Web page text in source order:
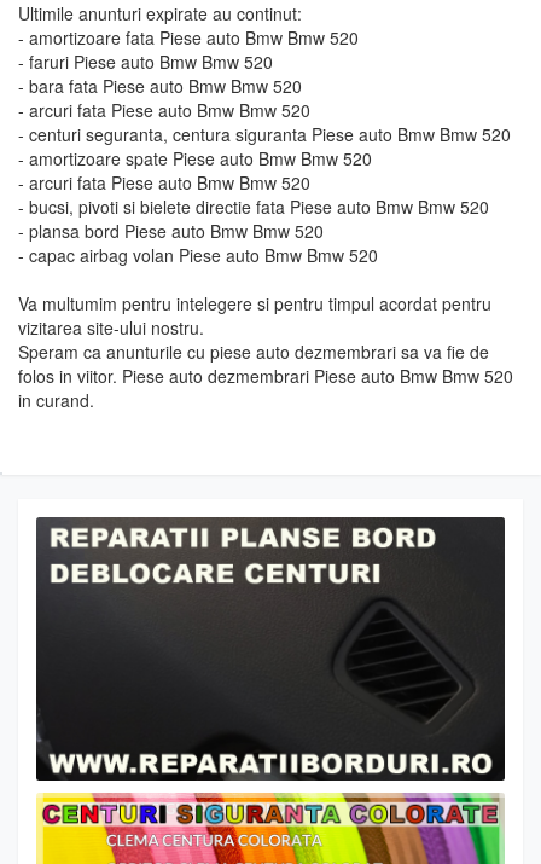
Ultimile anunturi expirate au continut:
- amortizoare fata Piese auto Bmw Bmw 520
- faruri Piese auto Bmw Bmw 520
- bara fata Piese auto Bmw Bmw 520
- arcuri fata Piese auto Bmw Bmw 520
- centuri seguranta, centura siguranta Piese auto Bmw Bmw 520
- amortizoare spate Piese auto Bmw Bmw 520
- arcuri fata Piese auto Bmw Bmw 520
- bucsi, pivoti si bielete directie fata Piese auto Bmw Bmw 520
- plansa bord Piese auto Bmw Bmw 520
- capac airbag volan Piese auto Bmw Bmw 520
Va multumim pentru intelegere si pentru timpul acordat pentru
vizitarea site-ului nostru.
Speram ca anunturile cu piese auto dezmembrari sa va fie de
folos in viitor. Piese auto dezmembrari Piese auto Bmw Bmw 520
in curand.